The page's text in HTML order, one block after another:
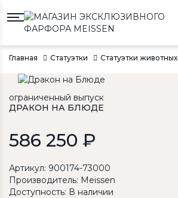
Главная Статуэтки Статуэтки животных
ограниченный выпуск
ДРАКОН НА БЛЮДЕ
586 250 ₽
Артикул: 900174-73000
Производитель: Meissen
Доступность: В наличии